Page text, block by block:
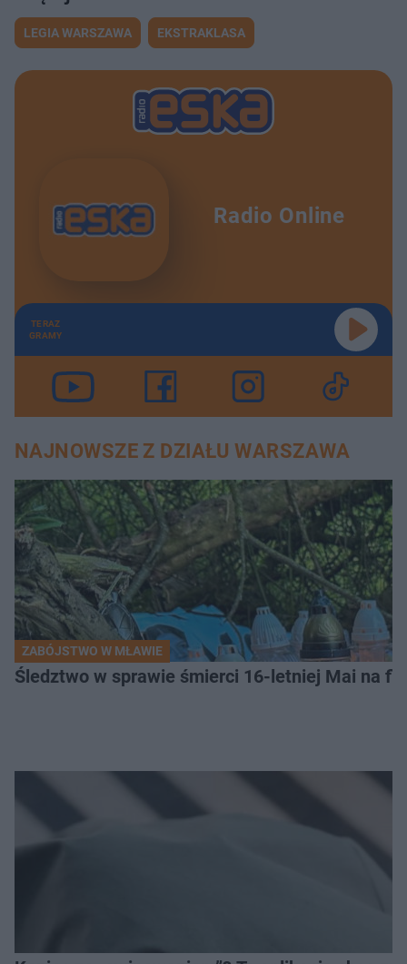
LEGIA WARSZAWA EKSTRAKLASA
Radio Online
TERAZ
GRAMY
NAJNOWSZE Z DZIAŁU WARSZAWA
ZABÓJSTWO W MŁAWIE
Śledztwo w sprawie śmierci 16-letniej Mai na